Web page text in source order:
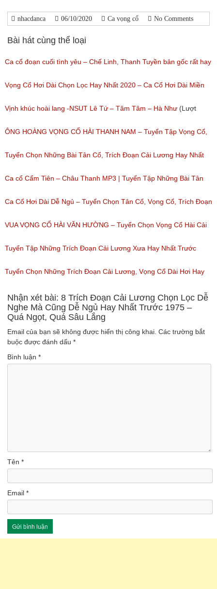
nhacdanca 06/10/2020 Ca vọng cổ No Comments
Bài hát cùng thể loại
Ca cổ đoạn cuối tình yêu – Chế Linh, Thanh Tuyền bản gốc rất hay
(Lượt nghe: 332)
Vọng Cổ Hơi Dài Chọn Lọc Hay Nhất 2020 – Ca Cổ Hơi Dài Miền
Tây Hay Nhất
(Lượt nghe: 831)
Vịnh khúc hoài lang -NSUT Lê Tứ – Tâm Tâm – Hà Như (Lượt
nghe: 119)
ÔNG HOÀNG VỌNG CỔ HÀI THANH NAM – Tuyển Tập Vọng Cổ,
Ca Cổ Cải Lương Hài Hay Nhất Của Thanh Nam
(Lượt nghe: 218)
Tuyển Chọn Những Bài Tân Cổ, Trích Đoạn Cải Lương Hay Nhất
Của 2 NỮ DANH CA Tân Cổ SIÊU HƠI DÀI
(Lượt nghe: 97)
Ca cổ Cẩm Tiên – Châu Thanh MP3 | Tuyển Tập Những Bài Tân
Cổ, Cải Lương Hay Nhất
(Lượt nghe: 4,808)
Ca Cổ Hơi Dài Dễ Ngủ – Tuyển Chọn Tân Cổ, Vọng Cổ, Trích Đoạn
Cải Lương Hơi Dài Miền Tây Hay Nhất
(Lượt nghe: 676)
VUA VỌNG CỔ HÀI VĂN HƯỜNG – Tuyển Chọn Vọng Cổ Hài Cải
Lương, Tân Cổ Xưa Hay Nhất Của Văn Hường
(Lượt nghe: 943)
Tuyển Tập Những Trích Đoạn Cải Lương Xưa Hay Nhất Trước
1975 – Trích Đoạn Cải Lương Chọn Lọc
(Lượt nghe: 153)
Tuyển Chọn Những Trích Đoạn Cải Lương, Vọng Cổ Dài Hơi Hay
Nhất
(Lượt nghe: 170)
Nhận xét bài: 8 Trích Đoạn Cải Lương Chọn Lọc Dễ
Nghe Mà Cũng Dễ Ngủ Hay Nhất Trước 1975 –
Quá Ngọt, Quá Sâu Lắng
Email của bạn sẽ không được hiển thị công khai. Các trường bắt
buộc được đánh dấu *
Bình luận *
Tên *
Email *